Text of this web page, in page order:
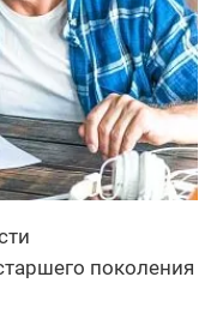
поколения